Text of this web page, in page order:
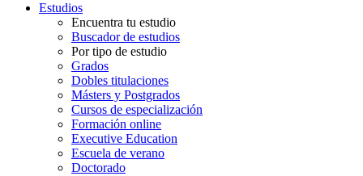
Estudios
Encuentra tu estudio
Buscador de estudios
Por tipo de estudio
Grados
Dobles titulaciones
Másters y Postgrados
Cursos de especialización
Formación online
Executive Education
Escuela de verano
Doctorado